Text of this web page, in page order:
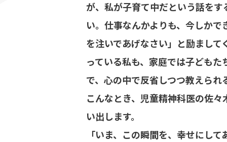
が、私が子育て中だという話を
い。仕事なんかよりも、今しか
を注いであげなさい」と励まし
っている私も、家庭では子ども
で、心の中で反省しつつ教えられ
こんなとき、児童精神科医の佐
い出します。
「いま、この瞬間を、幸せにし